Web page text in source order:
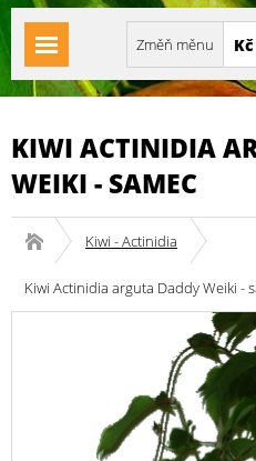
KIWI ACTINIDIA
WEIKI - SAMEC
Kiwi - Actinidia
Kiwi Actinidia arguta Daddy Weiki -